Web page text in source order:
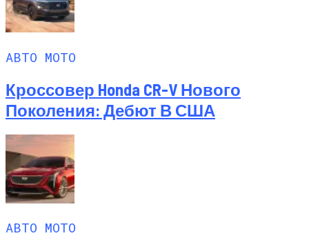
АВТО МОТО
Кроссовер Honda CR-V Нового
Поколения: Дебют В США
АВТО МОТО